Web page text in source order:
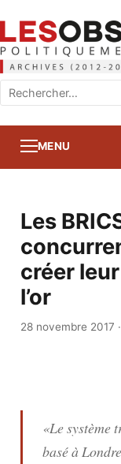
Rechercher
:
MENU
Les
créer
l’or
28 novembre 2017 ·
«Le système
basé à